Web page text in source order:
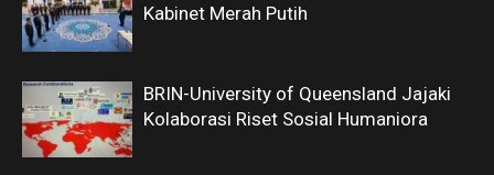
Kabinet Merah Putih
BRIN-University of Queensland Jajaki
Kolaborasi Riset Sosial Humaniora